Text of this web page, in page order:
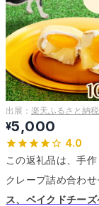
出展： 楽天ふるさと納税
¥5,000
4.0
この返礼品は、手
クレープ詰め合わ
ス、ベイクドチー